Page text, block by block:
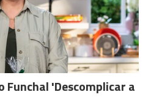
Funchal 'Descomplicar a